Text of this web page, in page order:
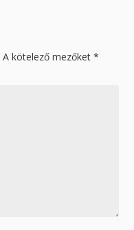
A kötelező mezőket*